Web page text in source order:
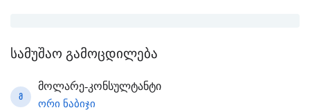
სამუშაო გამოცდილება
Მ
მოლარე-კონსულტანტი
ორი ნაბიჯი